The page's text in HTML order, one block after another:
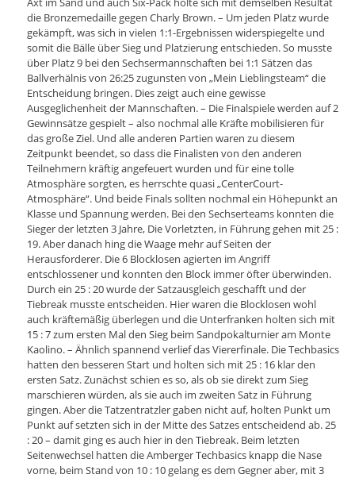
die Bronzemedaille gegen Charly Brown. – Um jeden Platz wurde
gekämpft, was sich in vielen 1:1-Ergebnissen widerspiegelte und
somit die Bälle über Sieg und Platzierung entschieden. So musste
über Platz 9 bei den Sechsermannschaften bei 1:1 Sätzen das
Ballverhälnis von 26:25 zugunsten von „Mein Lieblingsteam“ die
Entscheidung bringen. Dies zeigt auch eine gewisse
Ausgeglichenheit der Mannschaften. – Die Finalspiele werden auf 2
Gewinnsätze gespielt – also nochmal alle Kräfte mobilisieren für
das große Ziel. Und alle anderen Partien waren zu diesem
Zeitpunkt beendet, so dass die Finalisten von den anderen
Teilnehmern kräftig angefeuert wurden und für eine tolle
Atmosphäre sorgten, es herrschte quasi „CenterCourt-
Atmosphäre“. Und beide Finals sollten nochmal ein Höhepunkt an
Klasse und Spannung werden. Bei den Sechserteams konnten die
Sieger der letzten 3 Jahre, Die Vorletzten, in Führung gehen mit 25 :
19. Aber danach hing die Waage mehr auf Seiten der
Herausforderer. Die 6 Blocklosen agierten im Angriff
entschlossener und konnten den Block immer öfter überwinden.
Durch ein 25 : 20 wurde der Satzausgleich geschafft und der
Tiebreak musste entscheiden. Hier waren die Blocklosen wohl
auch kräftemäßig überlegen und die Unterfranken holten sich mit
15 : 7 zum ersten Mal den Sieg beim Sandpokalturnier am Monte
Kaolino. – Ähnlich spannend verlief das Viererfinale. Die Techbasics
hatten den besseren Start und holten sich mit 25 : 16 klar den
ersten Satz. Zunächst schien es so, als ob sie direkt zum Sieg
marschieren würden, als sie auch im zweiten Satz in Führung
gingen. Aber die Tatzentratzler gaben nicht auf, holten Punkt um
Punkt auf setzten sich in der Mitte des Satzes entscheidend ab. 25
: 20 – damit ging es auch hier in den Tiebreak. Beim letzten
Seitenwechsel hatten die Amberger Techbasics knapp die Nase
vorne, beim Stand von 10 : 10 gelang es dem Gegner aber, mit 3